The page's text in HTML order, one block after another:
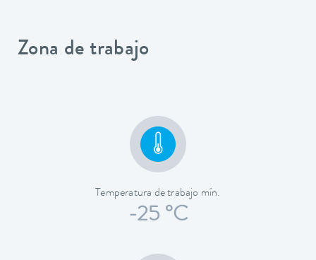
Zona de trabajo
Temperatura de trabajo mín.
-25 °C